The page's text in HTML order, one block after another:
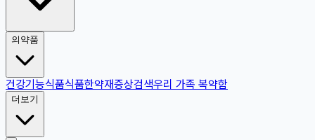
의약품
건강기능식품식품한약재증상검색우리 가족 복약함
더보기